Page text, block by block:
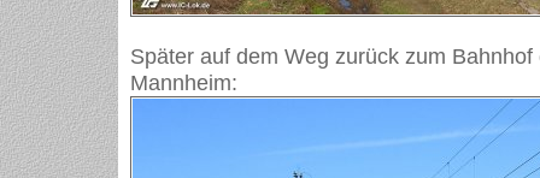
Später auf dem Weg zurück zum
Mannheim: